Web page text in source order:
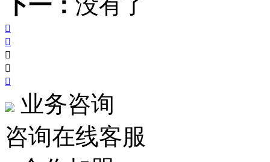
下一： 没有了





业务咨询
咨询在线客服